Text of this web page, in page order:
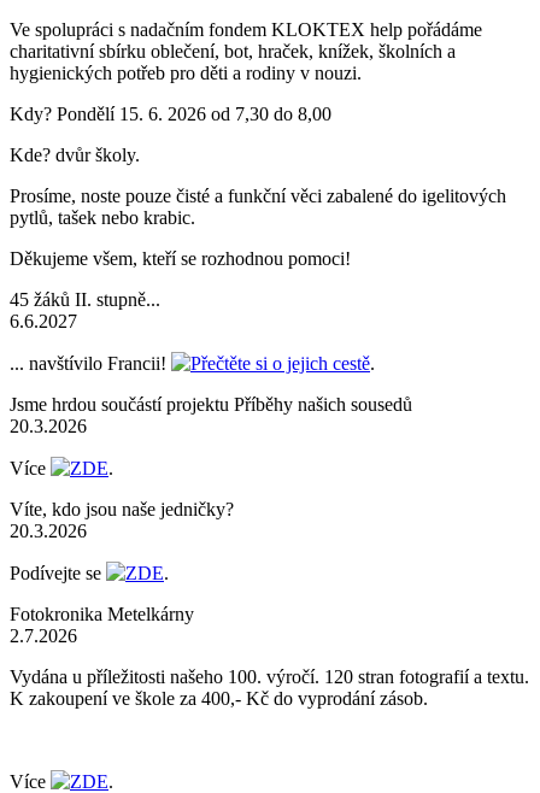
Ve spolupráci s nadačním fondem KLOKTEX help pořádáme
charitativní sbírku oblečení, bot, hraček, knížek, školních a
hygienických potřeb pro děti a rodiny v nouzi.
Kdy? Pondělí 15. 6. 2026 od 7,30 do 8,00
Kde? dvůr školy.
Prosíme, noste pouze čisté a funkční věci zabalené do igelitových
pytlů, tašek nebo krabic.
Děkujeme všem, kteří se rozhodnou pomoci!
45 žáků II. stupně...
6.6.2027
... navštívilo Francii! Přečtěte si o jejich cestě.
Jsme hrdou součástí projektu Příběhy našich sousedů
20.3.2026
Více ZDE.
Víte, kdo jsou naše jedničky?
20.3.2026
Podívejte se ZDE.
Fotokronika Metelkárny
2.7.2026
Vydána u příležitosti našeho 100. výročí. 120 stran fotografií a textu.
K zakoupení ve škole za 400,- Kč do vyprodání zásob.
Více ZDE.